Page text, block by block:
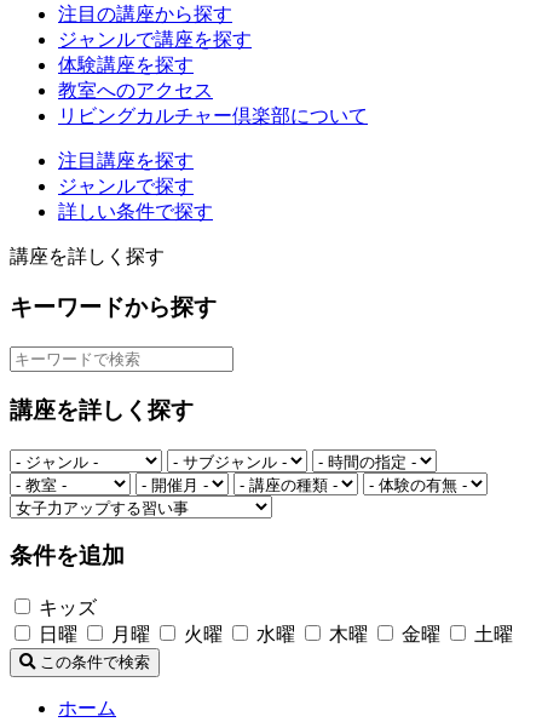
注目の講座から探す
ジャンルで講座を探す
体験講座を探す
教室へのアクセス
リビングカルチャー倶楽部について
注目講座を探す
ジャンルで探す
詳しい条件で探す
講座を詳しく探す
キーワードから探す
講座を詳しく探す
条件を追加
キッズ
日曜
月曜 火曜 水曜 木曜 金曜 土曜
この条件で検索
ホーム